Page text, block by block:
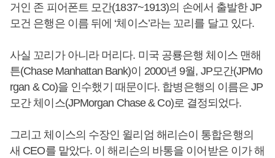
거인 존 피어폰트 모간(1837~1913)의 손에서 출발한 JP
모건 은행은 이름 뒤에 ‘체이스’라는 꼬리를 달고 있다.
사실 꼬리가 아니라 머리다. 미국 공룡은행 체이스 맨해
튼(Chase Manhattan Bank)이 2000년 9월, JP모간(JPMo
rgan & Co)을 인수했기 때문이다. 합병은행의 이름은 JP
모간 체이스(JPMorgan Chase & Co)로 결정되었다.
그리고 체이스의 수장인 윌리엄 해리슨이 통합은행의
새 CEO를 맡았다. 이 해리슨의 바통을 이어받은 이가 해